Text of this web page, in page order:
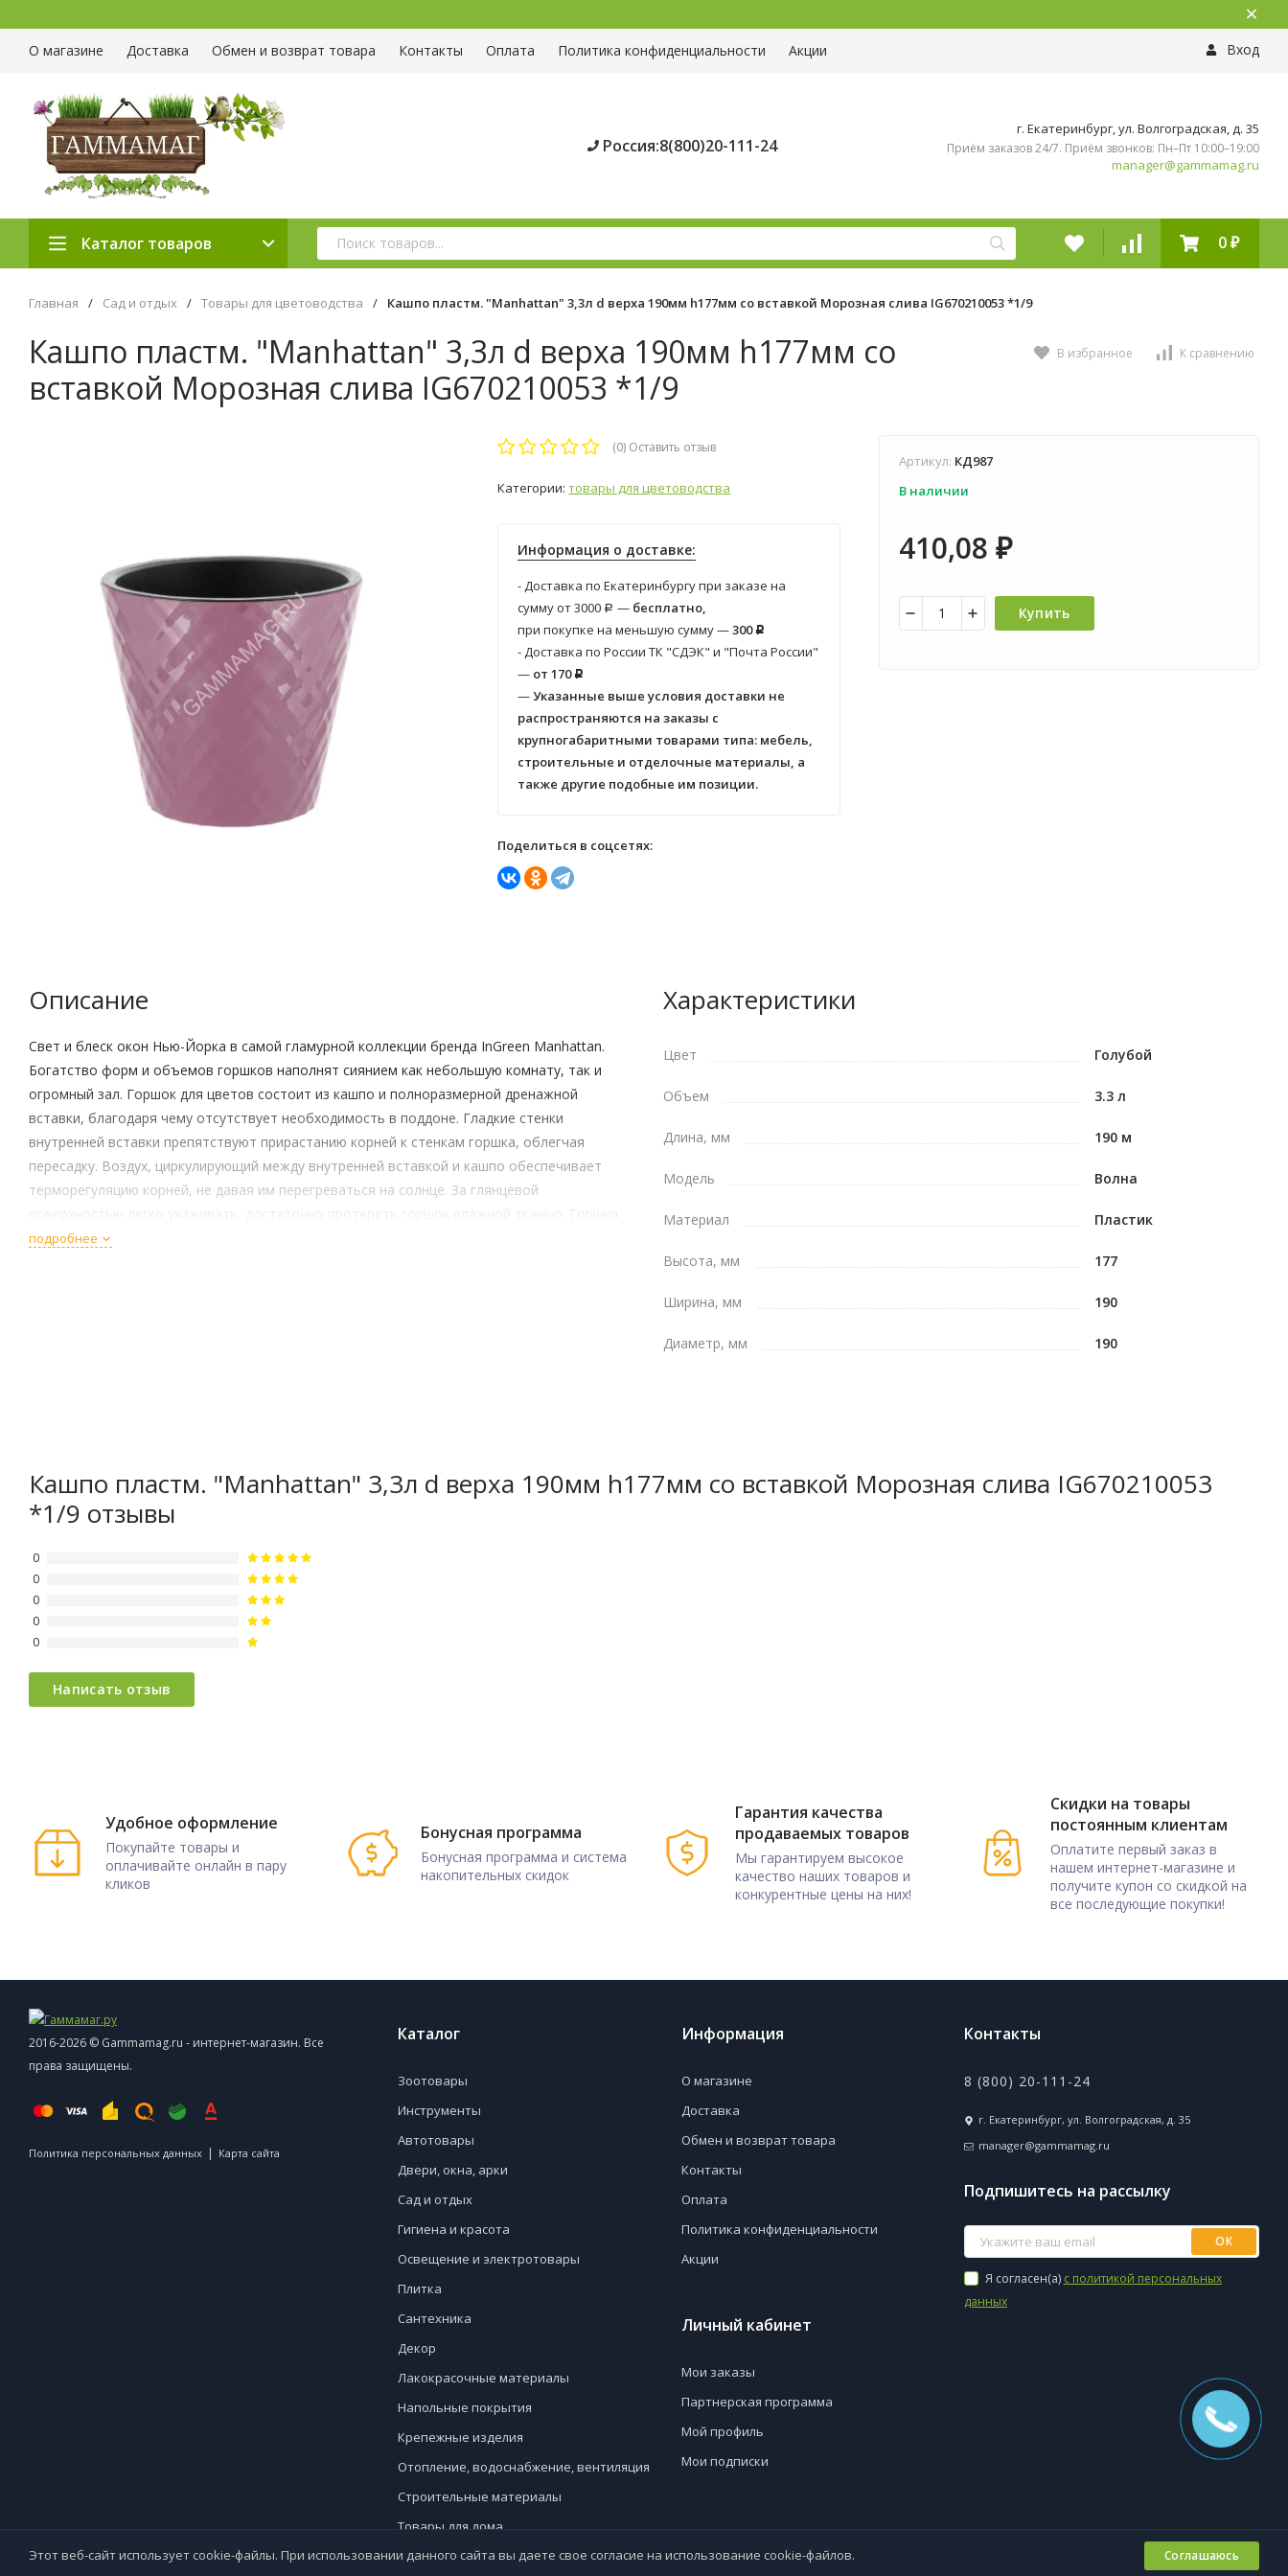
О магазине Доставка Обмен и возврат товара Контакты Оплата Политика конфиденциальности Акции Вход
Россия:8(800)20-111-24
г. Екатеринбург, ул. Волгоградская, д. 35
Приём заказов 24/7. Приём звонков: Пн–Пт 10:00–19:00
manager@gammamag.ru
Каталог товаров 0 ₽
Главная / Сад и отдых / Товары для цветоводства / Кашпо пластм. "Manhattan" 3,3л d верха 190мм h177мм со вставкой Морозная слива IG670210053 *1/9
Кашпо пластм. "Manhattan" 3,3л d верха 190мм h177мм со
вставкой Морозная слива IG670210053 *1/9
В избранное К сравнению
(0) Оставить отзыв
Категории:товары для цветоводства
Информация о доставке:
- Доставка по Екатеринбургу при заказе на
сумму от 3000 Р — бесплатно,
при покупке на меньшую сумму —300 Р
- Доставка по России ТК "СДЭК" и "Почта России"
— от 170 Р
—Указанные выше условия доставки не
распространяются на заказы с
крупногабаритными товарами типа: мебель,
строительные и отделочные материалы, а
также другие подобные им позиции.
Поделиться в соцсетях:
Артикул: КД987
В наличии
410,08 ₽
Купить
Описание
Свет и блеск окон Нью-Йорка в самой гламурной коллекции бренда InGreen Manhattan.
Богатство форм и объемов горшков наполнят сиянием как небольшую комнату, так и
огромный зал. Горшок для цветов состоит из кашпо и полноразмерной дренажной
вставки, благодаря чему отсутствует необходимость в поддоне. Гладкие стенки
внутренней вставки препятствуют прирастанию корней к стенкам горшка, облегчая
пересадку. Воздух, циркулирующий между внутренней вставкой и кашпо обеспечивает
терморегуляцию корней, не давая им перегреваться на солнце. За глянцевой
поверхностью легко ухаживать, достаточно протереть горшок влажной тканью. Горшки
для цветов Manhattan - прочные и легкие, устойчивы к выгоранию.
подробнее
Характеристики
Цвет Голубой
Объем 3.3 л
Длина, мм 190 м
Модель Волна
Материал Пластик
Высота, мм 177
Ширина, мм 190
Диаметр, мм 190
Кашпо пластм. "Manhattan" 3,3л d верха 190мм h177мм со вставкой Морозная слива IG670210053
*1/9 отзывы
0
0
0
0
0
Удобное оформление
Покупайте товары и
оплачивайте онлайн в пару
кликов
Бонусная программа
Бонусная программа и система
накопительных скидок
Гарантия качества
продаваемых товаров
Мы гарантируем высокое
качество наших товаров и
конкурентные цены на них!
Скидки на товары
постоянным клиентам
Оплатите первый заказ в
нашем интернет-магазине и
получите купон со скидкой на
все последующие покупки!
2016-2026 © Gammamag.ru - интернет-магазин. Все
права защищены.
Политика персональных данных | Карта сайта
Каталог
Зоотовары
Инструменты
Автотовары
Двери, окна, арки
Сад и отдых
Гигиена и красота
Освещение и электротовары
Плитка
Сантехника
Декор
Лакокрасочные материалы
Напольные покрытия
Крепежные изделия
Отопление, водоснабжение, вентиляция
Строительные материалы
Товары для дома
Информация
О магазине
Доставка
Обмен и возврат товара
Контакты
Оплата
Политика конфиденциальности
Акции
Личный кабинет
Мои заказы
Партнерская программа
Мой профиль
Мои подписки
Контакты
8 (800) 20-111-24
г. Екатеринбург, ул. Волгоградская, д. 35
manager@gammamag.ru
Подпишитесь на рассылку
ОК
Я согласен(a) с политикой персональных
данных
Этот веб-сайт использует cookie-файлы. При использовании данного сайта вы даете свое согласие на использование cookie-файлов. Соглашаюсь